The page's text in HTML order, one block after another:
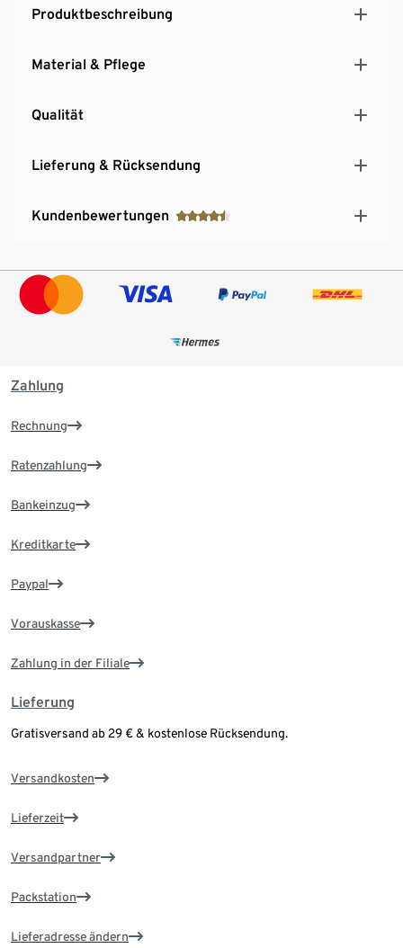
Produktbeschreibung
Material & Pflege
Qualität
Lieferung & Rücksendung
Kundenbewertungen
Zahlung
Rechnung
Ratenzahlung
Bankeinzug
Kreditkarte
Paypal
Vorauskasse
Zahlung in der Filiale
Lieferung
Gratisversand ab 29 € & kostenlose Rücksendung.
Versandkosten
Lieferzeit
Versandpartner
Packstation
Lieferadresse ändern